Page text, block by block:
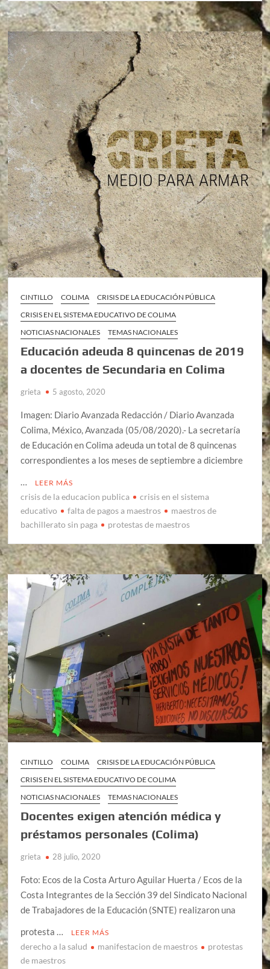
CINTILLO COLIMA
CRISIS DE LA EDUCACIÓN PÚBLICA
CRISIS EN EL SISTEMA EDUCATIVO DE COLIMA
NOTICIAS NACIONALES
TEMAS NACIONALES
Educación adeuda 8 quincenas de 2019
a docentes de Secundaria en Colima
grieta 5 agosto, 2020
Imagen: Diario Avanzada Redacción / Diario Avanzada
Colima, México, Avanzada (05/08/2020).- La secretaría
de Educación en Colima adeuda un total de 8 quincenas
correspondientes a los meses de septiembre a diciembre
LEER MÁS
crisis de la educacion publica
crisis en el sistema
educativo
falta de pagos a maestros
maestros de
bachillerato sin paga
protestas de maestros
CINTILLO COLIMA
CRISIS DE LA EDUCACIÓN PÚBLICA
CRISIS EN EL SISTEMA EDUCATIVO DE COLIMA
NOTICIAS NACIONALES
TEMAS NACIONALES
Docentes exigen atención médica y
préstamos personales (Colima)
grieta 28 julio, 2020
Foto: Ecos de la Costa Arturo Aguilar Huerta / Ecos de la
Costa Integrantes de la Sección 39 del Sindicato Nacional
de Trabajadores de la Educación (SNTE) realizaron una
protesta …
LEER MÁS
derecho a la salud manifestacion de maestros
protestas
de maestros